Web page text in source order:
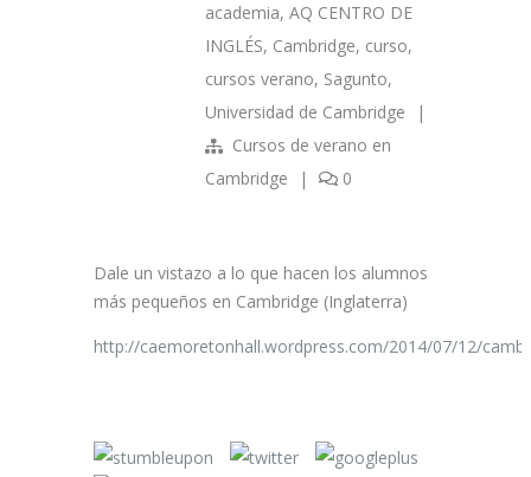
academia, AQ CENTRO DE
INGLÉS, Cambridge, curso,
cursos verano, Sagunto,
Universidad de Cambridge
|
Cursos de verano en
Cambridge
| 0
Dale un vistazo a lo que hacen los alumnos
más pequeños en Cambridge (Inglaterra)
http://caemoretonhall.wordpress.com/2014/07/12/